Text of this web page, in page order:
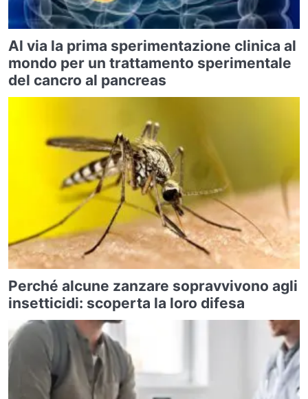
Al via la prima sperimentazione clinica al
mondo per un trattamento sperimentale
del cancro al pancreas
Perché alcune zanzare sopravvivono agli
insetticidi: scoperta la loro difesa